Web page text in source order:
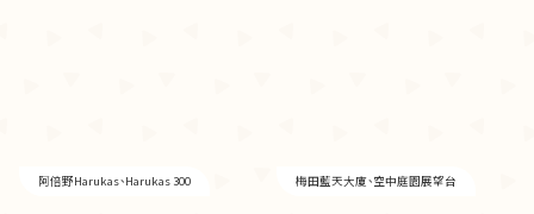
阿倍野Harukas、Harukas 300 梅田藍天大廈、空中庭園展望台